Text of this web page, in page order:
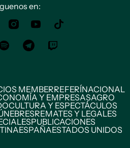
en:
MEMBERREFERÍNACIONAL
Y EMPRESASAGRO
CULTURA Y ESPECTÁCULOS
REMATES Y LEGALES
PUBLICACIONES
ESPAÑAESTADOS UNIDOS